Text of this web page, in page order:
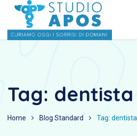
Tag: dentista
Home Blog Standard Tag: dentista